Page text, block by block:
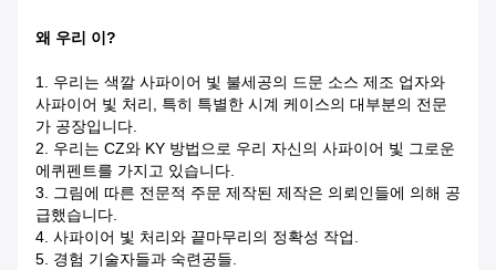
왜 우리 이?
1. 우리는 색깔 사파이어 빛 불세공의 드문 소스 제조 업자와
사파이어 빛 처리, 특히 특별한 시계 케이스의 대부분의 전문
가 공장입니다.
2. 우리는 CZ와 KY 방법으로 우리 자신의 사파이어 빛 그로운
에퀴펜트를 가지고 있습니다.
3. 그림에 따른 전문적 주문 제작된 제작은 의뢰인들에 의해 공
급했습니다.
4. 사파이어 빛 처리와 끝마무리의 정확성 작업.
5. 경험 기술자들과 숙련공들.